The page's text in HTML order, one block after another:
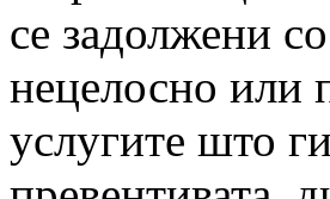
се задолжени
нецелосно или
услугите што